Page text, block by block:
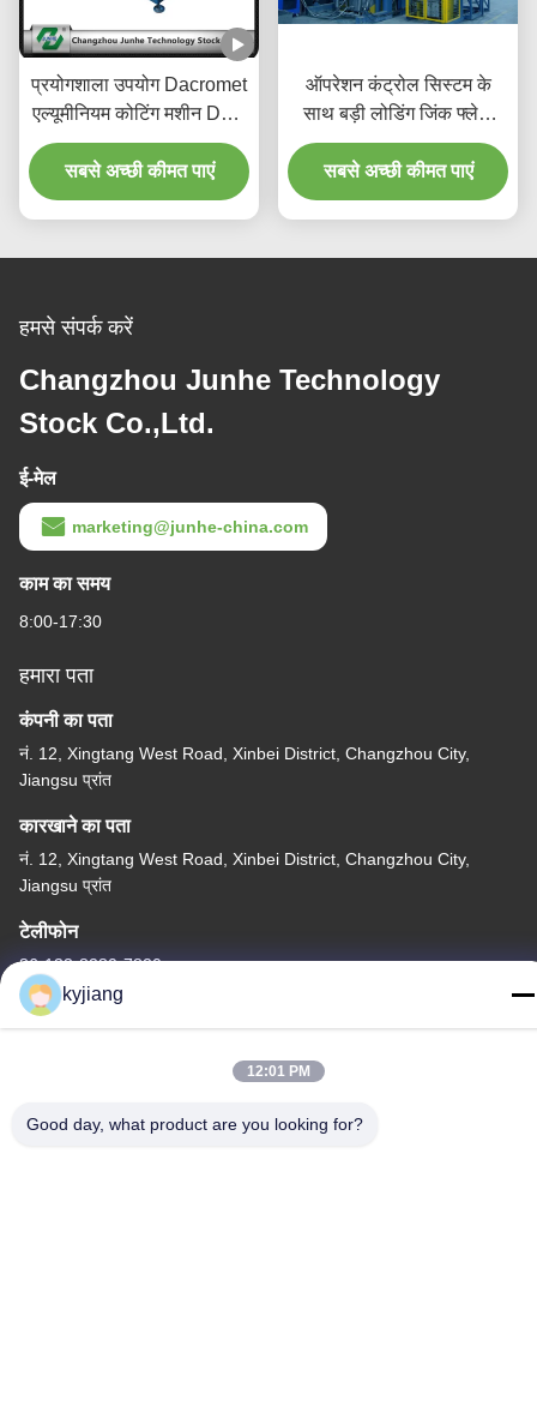
प्रयोगशाला उपयोग Dacromet
एल्यूमीनियम कोटिंग मशीन DSB
S300 अधिकतम क्षमता 400 kg
/ h केन्द्रापसारक गति
सबसे अच्छी कीमत पाएं
ऑपरेशन कंट्रोल सिस्टम के
साथ बड़ी लोडिंग जिंक फ्लेक
कोटिंग मशीन
सबसे अच्छी कीमत पाएं
हमसे संपर्क करें
Changzhou Junhe Technology
Stock Co.,Ltd.
ई-मेल
marketing@junhe-china.com
काम का समय
8:00-17:30
हमारा पता
कंपनी का पता
नं. 12, Xingtang West Road, Xinbei District, Changzhou City,
Jiangsu प्रांत
कारखाने का पता
नं. 12, Xingtang West Road, Xinbei District, Changzhou City,
Jiangsu प्रांत
टेलीफोन
86-133-8280-7820
Changzhou Junhe Technology Stock Co.,Ltd. . सर्वाधिकार सुरक्षित।
kyjiang
12:01 PM
Good day, what product are you looking for?